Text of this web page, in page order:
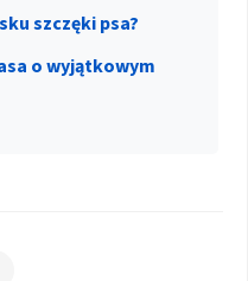
szczęki psa?
o wyjątkowym